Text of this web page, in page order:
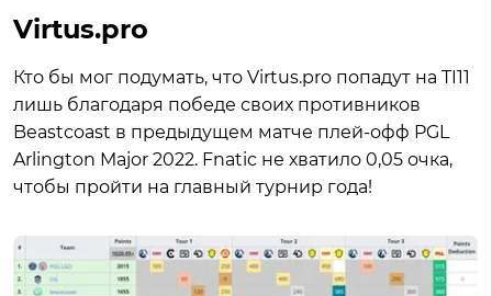
Virtus.pro
Кто бы мог подумать, что Virtus.pro попадут на TI11
лишь благодаря победе своих противников
Beastcoast в предыдущем матче плей-офф PGL
Arlington Major 2022. Fnatic не хватило 0,05 очка,
чтобы пройти на главный турнир года!